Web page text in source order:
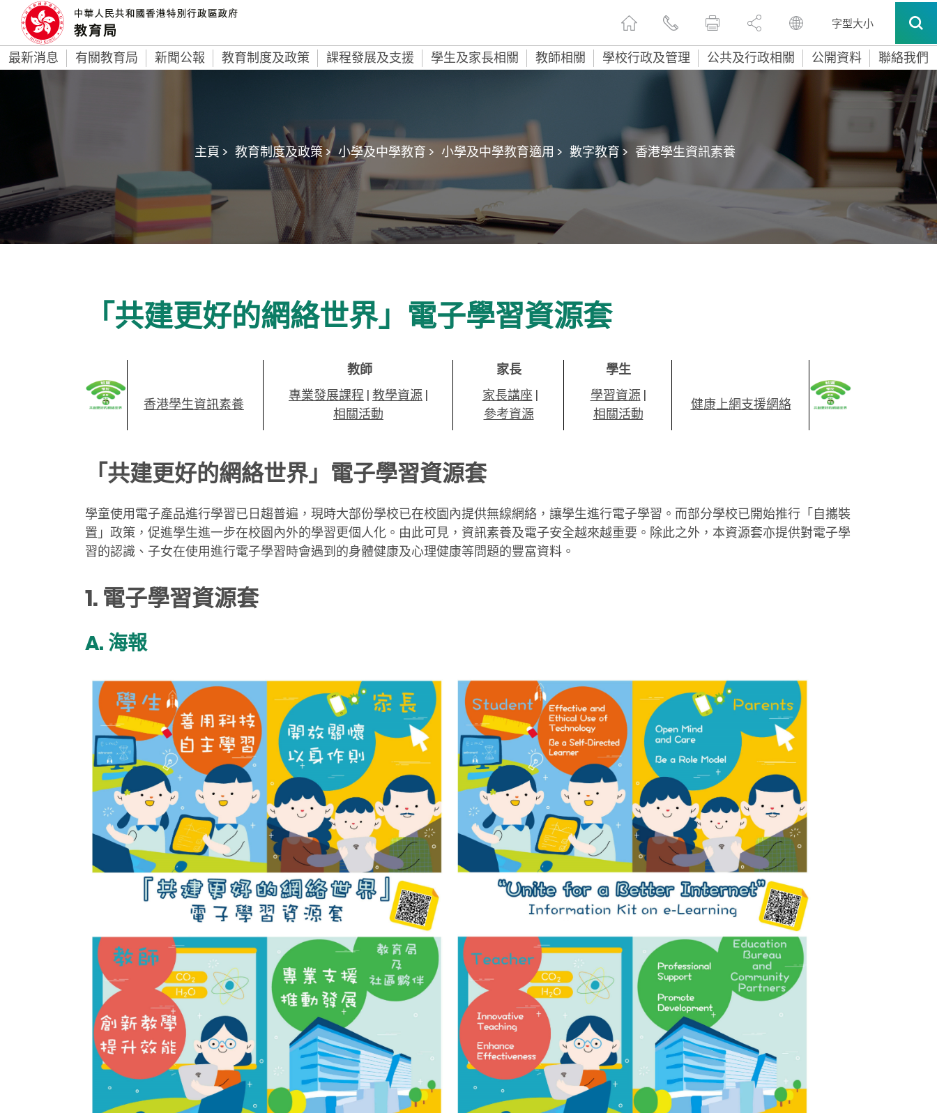
字型大小
最新消息 有關教育局 新聞公報 教育制度及政策 課程發展及支援 學生及家長相關 教師相關 學校行政及管理 公共及行政相關 公開資料 聯絡我們
主頁 > 教育制度及政策 > 小學及中學教育 > 小學及中學教育適用 > 數字教育 > 香港學生資訊素養
「共建更好的網絡世界」電子學習資源套
香港學生資訊素養
教師
專業發展課程 | 教學資源 |
相關活動
家長
家長講座|
參考資源
學生
學習資源|
相關活動
健康上網支援網絡
「共建更好的網絡世界」電子學習資源套
學童使用電子產品進行學習已日趨普遍，現時大部份學校已在校園內提供無線網絡，讓學生進行電子學習。而部分學校已開始推行「自攜裝
置」政策，促進學生進一步在校園內外的學習更個人化。由此可見，資訊素養及電子安全越來越重要。除此之外，本資源套亦提供對電子學
習的認識、子女在使用進行電子學習時會遇到的身體健康及心理健康等問題的豐富資料。
1. 電子學習資源套
A. 海報